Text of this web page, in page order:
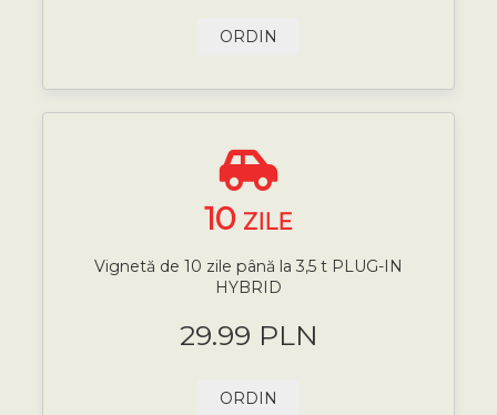
ORDIN
10 ZILE
Vignetă de 10 zile până la 3,5 t PLUG-IN
HYBRID
29.99 PLN
ORDIN